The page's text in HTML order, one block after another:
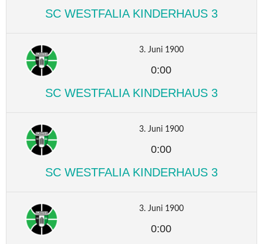
SC WESTFALIA KINDERHAUS 3
3. Juni 1900
0:00
SC WESTFALIA KINDERHAUS 3
3. Juni 1900
0:00
SC WESTFALIA KINDERHAUS 3
3. Juni 1900
0:00